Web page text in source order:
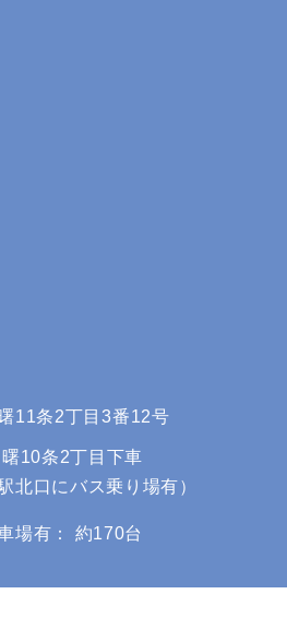
11条2丁目3番12号
10条2丁目下車
北口にバス乗り場有）
場有： 約170台